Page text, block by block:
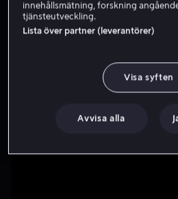
Nytt hos oss
innehållsmätning, forskning
tjänsteutveckling.
Lista över partner (leverantörer)
Visa syften
Avvisa alla